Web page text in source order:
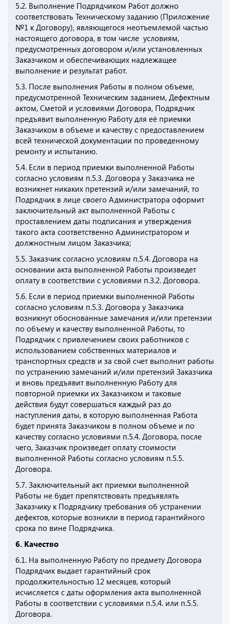
5.2. Выполнение Подрядчиком Работ должно
соответствовать Техническому заданию (Приложение
№1 к Договору), являющегося неотъемлемой частью
настоящего договора, в том числе условиям,
предусмотренных договором и/или установленных
Заказчиком и обеспечивающих надлежащее
выполнение и результат работ.
5.3. После выполнения Работы в полном объеме,
предусмотренной Техническим заданием, Дефектным
актом, Сметой и условиями Договора, Подрядчик
предъявит выполненную Работу для её приемки
Заказчиком в объеме и качеству с предоставлением
всей технической документации по проведенному
ремонту и испытанию.
5.4. Если в период приемки выполненной Работы
согласно условиям п.5.3. Договора у Заказчика не
возникнет никаких претензий и/или замечаний, то
Подрядчик в лице своего Администратора оформит
заключительный акт выполненной Работы с
проставлением даты подписания и утверждения
такого акта соответственно Администратором и
должностным лицом Заказчика;
5.5. Заказчик согласно условиям п.5.4. Договора на
основании акта выполненной Работы произведет
оплату в соответствии с условиями п.3.2. Договора.
5.6. Если в период приемки выполненной Работы
согласно условиям п.5.3. Договора у Заказчика
возникнут обоснованные замечания и/или претензии
по объему и качеству выполненной Работы, то
Подрядчик с привлечением своих работников с
использованием собственных материалов и
транспортных средств и за свой счет выполнит работы
по устранению замечаний и/или претензий Заказчика
и вновь предъявит выполненную Работу для
повторной приемки их Заказчиком и таковые
действия будут совершаться каждый раз до
наступления даты, в которую выполненная Работа
будет принята Заказчиком в полном объеме и по
качеству согласно условиями п.5.4. Договора, после
чего, Заказчик произведет оплату стоимости
выполненной Работы согласно условиям п.5.5.
Договора.
5.7. Заключительный акт приемки выполненной
Работы не будет препятствовать предъявлять
Заказчику к Подрядчику требования об устранении
дефектов, которые возникли в период гарантийного
срока по вине Подрядчика.
6. Качество
6.1. На выполненную Работу по предмету Договора
Подрядчик выдает гарантийный срок
продолжительностью 12 месяцев, который
исчисляется с даты оформления акта выполненной
Работы в соответствии с условиями п.5.4. или п.5.5.
Договора.